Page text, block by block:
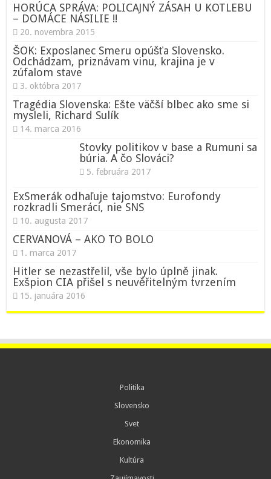
HORÚCA SPRÁVA: POLICAJNÝ ZÁSAH U KOTLEBU
– DOMÁCE NÁSILIE !!
20. novembra 2015
ŠOK: Exposlanec Smeru opúšťa Slovensko.
Odchádzam, priznávam vinu, krajina je v
zúfalom stave
3. októbra 2017
Tragédia Slovenska: Ešte väčší blbec ako sme si
mysleli, Richard Sulík
14. marca 2016
Stovky politikov v base a Rumuni sa
búria. A čo Slováci?
5. februára 2017
ExSmerák odhaľuje tajomstvo: Eurofondy
rozkradli Smeráci, nie SNS
10. augusta 2017
CERVANOVÁ – AKO TO BOLO
1. marca 2017
Hitler se nezastřelil, vše bylo úplně jinak.
Exšpion CIA přišel s neuvěřitelným tvrzením
15. januára 2016
Politika
Slovensko
Svet
Ekonomika
Kultúra